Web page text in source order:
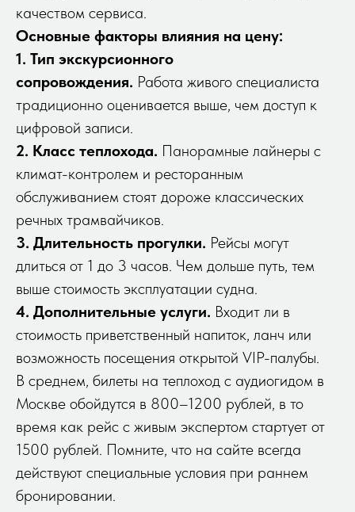
качеством сервиса.
Основные факторы влияния на цену:
1. Тип экскурсионного
сопровождения. Работа живого специалиста
традиционно оценивается выше, чем доступ к
цифровой записи.
2. Класс теплохода. Панорамные лайнеры с
климат-контролем и ресторанным
обслуживанием стоят дороже классических
речных трамвайчиков.
3. Длительность прогулки. Рейсы могут
длиться от 1 до 3 часов. Чем дольше путь, тем
выше стоимость эксплуатации судна.
4. Дополнительные услуги. Входит ли в
стоимость приветственный напиток, ланч или
возможность посещения открытой VIP-палубы.
В среднем, билеты на теплоход с аудиогидом в
Москве обойдутся в 800–1200 рублей, в то
время как рейс с живым экспертом стартует от
1500 рублей. Помните, что на сайте всегда
действуют специальные условия при раннем
бронировании.